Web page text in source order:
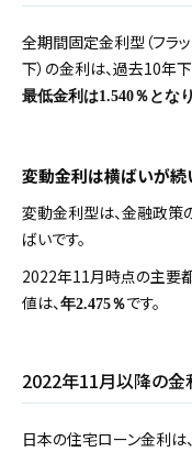
全期間固定金利型（フラ
下）の金利は、過去10年
最低金利は1.540％とな
変動金利は横ばいが続
変動金利型は、金融政
ばいです。
2022年11月時点の主要
値は、 年2.475％です。
2022年11月以降の金
日本の住宅ローン金利